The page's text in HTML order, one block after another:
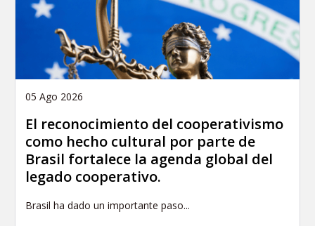
05 Ago 2026
El reconocimiento del cooperativismo
como hecho cultural por parte de
Brasil fortalece la agenda global del
legado cooperativo.
Brasil ha dado un importante paso...